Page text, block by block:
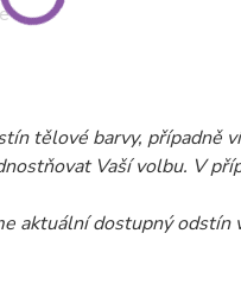
tělové barvy, případně
Vaší volbu. V
aktuální dostupnýodstín